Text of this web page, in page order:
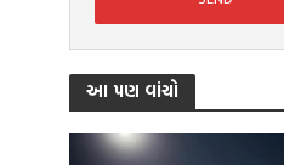
આ પણ વાંચો